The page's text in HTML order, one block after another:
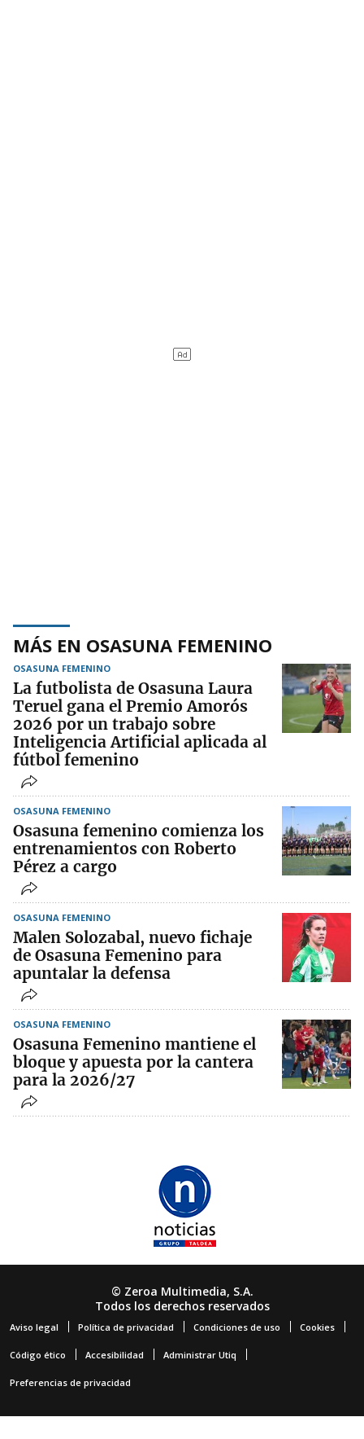
MÁS EN OSASUNA FEMENINO
OSASUNA FEMENINO
La futbolista de Osasuna Laura
Teruel gana el Premio Amorós
2026 por un trabajo sobre
Inteligencia Artificial aplicada al
fútbol femenino
OSASUNA FEMENINO
Osasuna femenino comienza los
entrenamientos con Roberto
Pérez a cargo
OSASUNA FEMENINO
Malen Solozabal, nuevo fichaje
de Osasuna Femenino para
apuntalar la defensa
OSASUNA FEMENINO
Osasuna Femenino mantiene el
bloque y apuesta por la cantera
para la 2026/27
© Zeroa Multimedia, S.A.
Todos los derechos reservados
Aviso legal Política de privacidad Condiciones de uso Cookies
Código ético Accesibilidad Administrar Utiq
Preferencias de privacidad